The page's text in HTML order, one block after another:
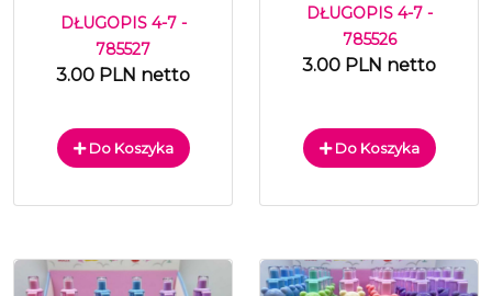
DŁUGOPIS 4-7 -
785527
3.00 PLN netto
Do Koszyka
DŁUGOPIS 4-7 -
785526
3.00 PLN netto
Do Koszyka